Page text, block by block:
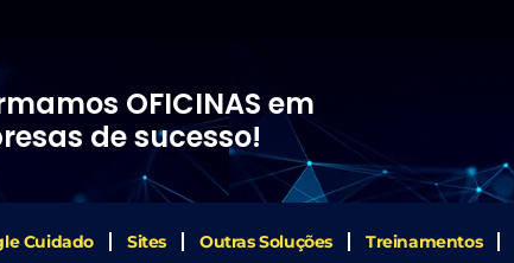
OFICINAS em
de sucesso!
Cuidado Sites Outras Soluções Treinamentos